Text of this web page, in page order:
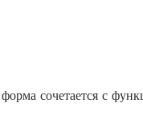
сочетается с